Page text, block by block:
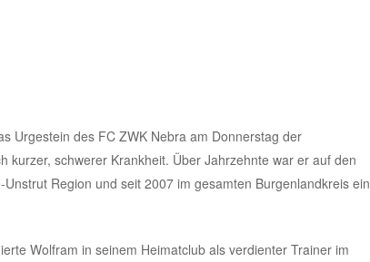
Urgestein des FC ZWK Nebra am Donnerstag der
kurzer, schwerer Krankheit. Über Jahrzehnte war er auf den
Region und seit 2007 im gesamten Burgenlandkreis ein
Wolfram in seinem Heimatclub als verdienter Trainer im